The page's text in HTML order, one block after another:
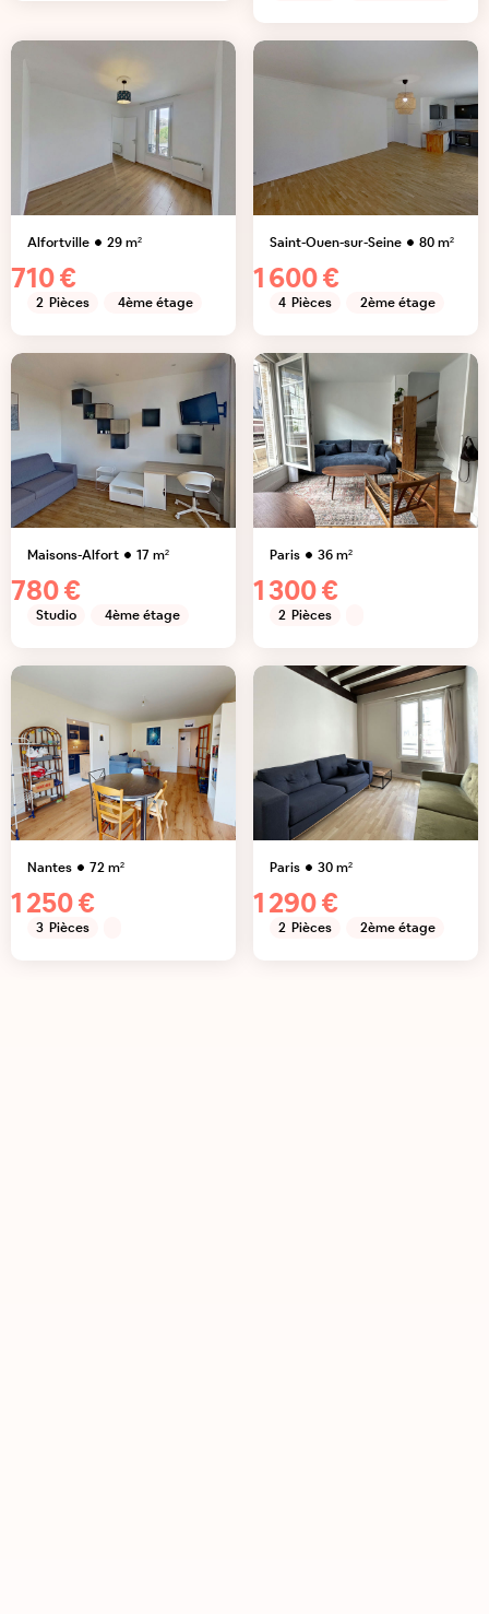
Alfortville 29m²
710 €
2 Pièces 4ème étage
Saint-Ouen-sur-Seine 80m²
1 600 €
4 Pièces 2ème étage
Maisons-Alfort 17m²
780 €
Studio 4ème étage
Paris 36m²
1 300 €
2 Pièces
Nantes 72m²
1 250 €
3 Pièces
Paris 30m²
1 290 €
2 Pièces 2ème étage